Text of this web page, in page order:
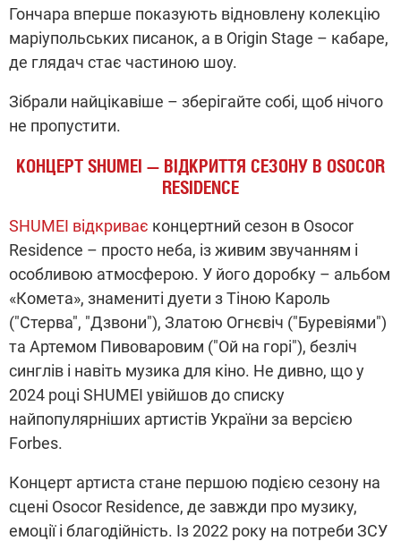
Гончара вперше показують відновлену колекцію
маріупольських писанок, а в Origin Stage – кабаре,
де глядач стає частиною шоу.
Зібрали найцікавіше – зберігайте собі, щоб нічого
не пропустити.
КОНЦЕРТ SHUMEI — ВІДКРИТТЯ СЕЗОНУ В OSOCOR
RESIDENCE
SHUMEI відкриває концертний сезон в Osocor
Residence – просто неба, із живим звучанням і
особливою атмосферою. У його доробку – альбом
«Комета», знамениті дуети з Тіною Кароль
("Стерва", "Дзвони"), Златою Огнєвіч ("Буревіями")
та Артемом Пивоваровим ("Ой на горі"), безліч
синглів і навіть музика для кіно. Не дивно, що у
2024 році SHUMEI увійшов до списку
найпопулярніших артистів України за версією
Forbes.
Концерт артиста стане першою подією сезону на
сцені Osocor Residence, де завжди про музику,
емоції і благодійність. Із 2022 року на потреби ЗСУ